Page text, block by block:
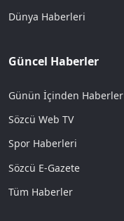
Dünya Haberleri
Güncel Haberler
Günün İçinden Haberler
Sözcü Web TV
Spor Haberleri
Sözcü E-Gazete
Tüm Haberler